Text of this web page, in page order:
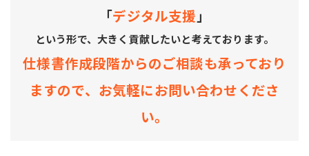
「デジタル支援 」
という形で、大きく貢献したいと考えております。
仕様書作成段階からのご相談も承っており
ますので、お気軽にお問い合わせくださ
い。